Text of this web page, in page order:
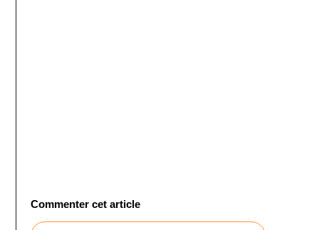
Commenter cet article